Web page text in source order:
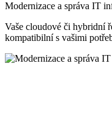
Modernizace a správa IT
Vaše cloudové či hybridní
kompatibilní s vašimi